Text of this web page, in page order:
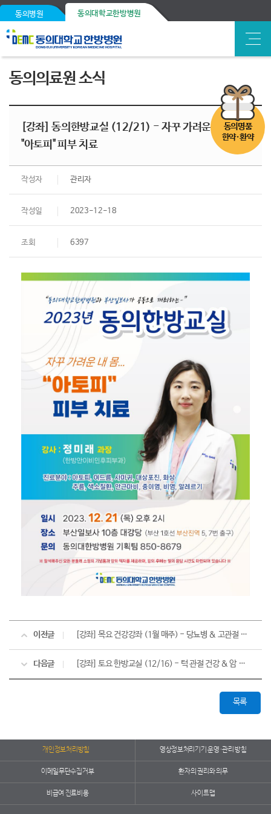
동의병원 동의대학교한방병원
동의명품
한약·환약
동의의료원 소식
[강좌] 동의한방교실 (12/21) - 자꾸 가려운 내 몸,
"아토피" 피부 치료
작성자 관리자
작성일 2023-12-18
조회 6397
이전글 [강좌] 목요 건강강좌 (1월 매주) - 당뇨병 & 고관절 통증
다음글 [강좌] 토요 한방교실 (12/16) - 턱 관절 건강 & 암 환자 관리
목록
개인정보처리방침 영상정보처리기기 운영·관리 방침
이메일무단수집거부 환자의 권리와 의무
비급여 진료비용 사이트맵